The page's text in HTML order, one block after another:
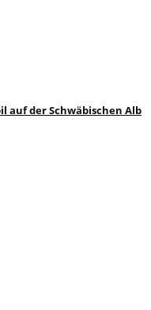
auf der Schwäbischen Alb